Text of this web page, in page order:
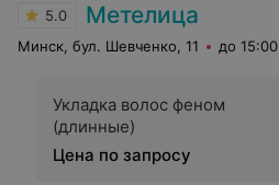
5.0 Метелица
Минск, бул. Шевченко, 11 до 15:00
Укладка волос феном
(длинные)
Цена по запросу